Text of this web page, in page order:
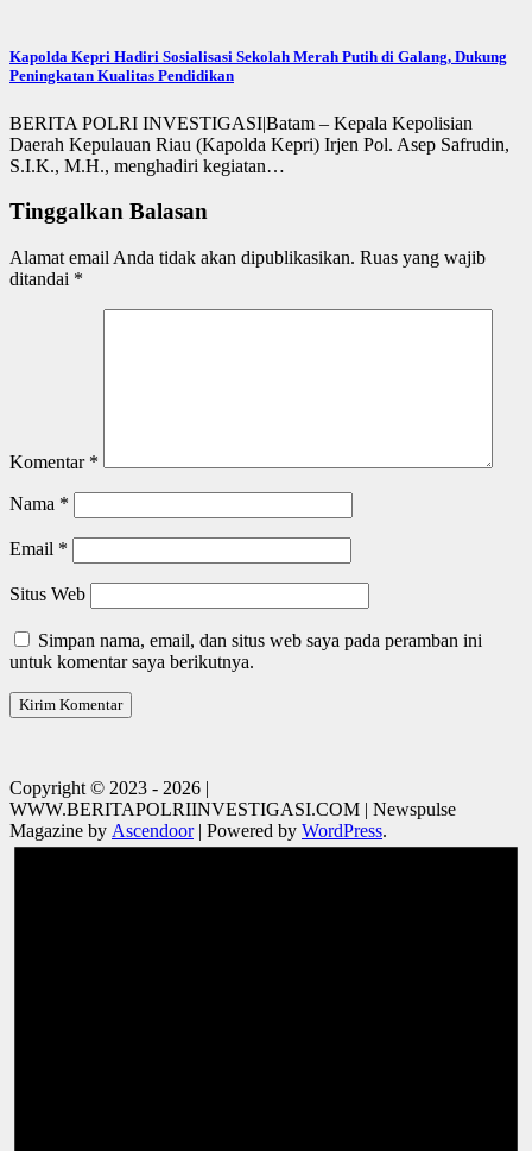
Kapolda Kepri Hadiri Sosialisasi Sekolah Merah Putih di Galang, Dukung
Peningkatan Kualitas Pendidikan
BERITA POLRI INVESTIGASI|Batam – Kepala Kepolisian
Daerah Kepulauan Riau (Kapolda Kepri) Irjen Pol. Asep Safrudin,
S.I.K., M.H., menghadiri kegiatan…
Tinggalkan Balasan
Alamat email Anda tidak akan dipublikasikan. Ruas yang wajib
ditandai *
Komentar *
Nama *
Email *
Situs Web
Simpan nama, email, dan situs web saya pada peramban ini
untuk komentar saya berikutnya.
Copyright © 2023 - 2026 |
WWW.BERITAPOLRIINVESTIGASI.COM | Newspulse
Magazine by Ascendoor| Powered by WordPress.